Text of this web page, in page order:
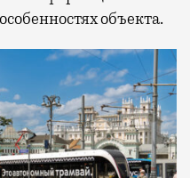
объекта.